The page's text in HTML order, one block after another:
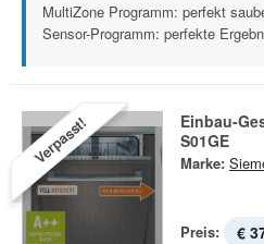
MultiZone Programm: perfekt
Sensor-Programm: perfekte
Verpasst!
Einbau-
S01GE
Marke:
Preis: €